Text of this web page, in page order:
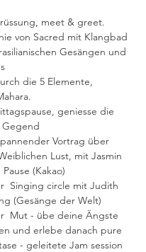
meet & greet.
von Sacred mit Klangbad
Gesängen und
die 5 Elemente,
geniesse die
Vortrag über
Lust, mit Jasmin
Pause (Kakao)
Singing circle mit Judith
(Gesänge der Welt)
Mut - übe deine Ängste
und erlebe danach pure
- geleitete Jam session